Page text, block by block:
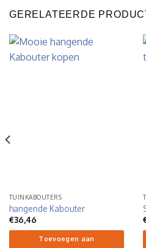
GERELATEERDE
TUINKABOUTERS
hangende Kabouter
€36,46
Toevoegen aan